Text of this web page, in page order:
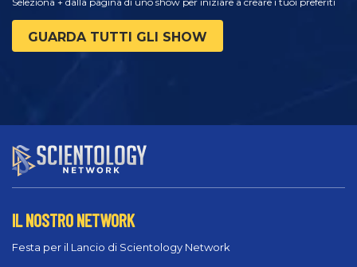
GUARDA TUTTI GLI SHOW
IL NOSTRO NETWORK
Festa per il Lancio di Scientology Network